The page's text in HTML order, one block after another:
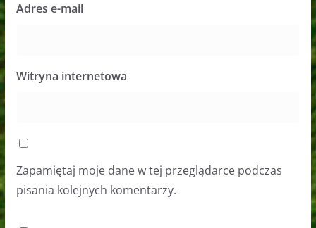
Adres e-mail
Witryna internetowa
Zapamiętaj moje dane w tej przeglądarce podczas
pisania kolejnych komentarzy.